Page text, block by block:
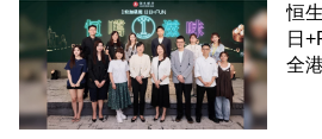
恒
日
全